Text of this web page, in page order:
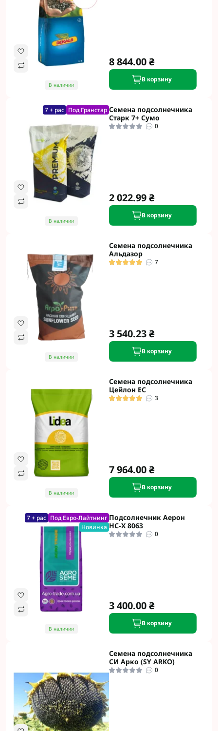
В наличии
8 844.00 ₴
В корзину
7 + рас Под Гранстар
В наличии
Семена подсолнечника
Старк 7+ Сумо
0
2 022.99 ₴
В корзину
В наличии
Семена подсолнечника
Альдазор
7
3 540.23 ₴
В корзину
В наличии
Семена подсолнечника
Цейлон ЕС
3
7 964.00 ₴
В корзину
7 + рас Под Евро-Лайтнинг
Новинка
В наличии
Подсолнечник Аерон
НС-Х 8063
0
3 400.00 ₴
В корзину
Семена подсолнечника
СИ Арко (SY ARKO)
0